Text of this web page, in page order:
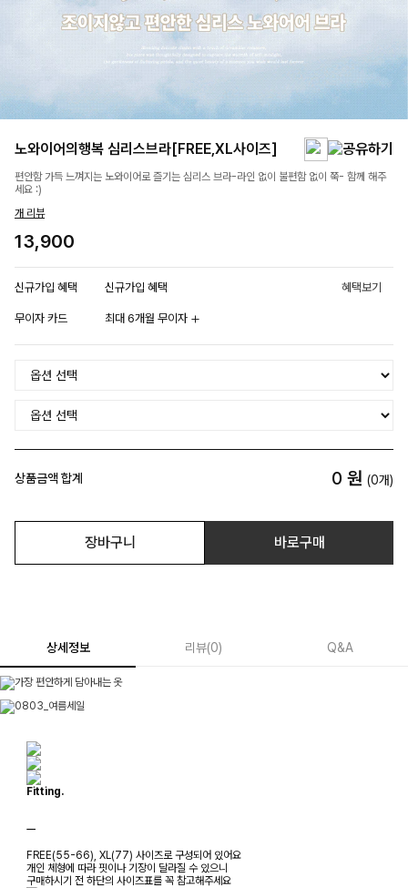
노와이어의행복 심리스브라[FREE,XL사이즈]
편안함 가득 느껴지는 노와이어로 즐기는 심리스 브라-라인 없이 불편함 없이 쭉- 함께 해주
세요 :)
개 리뷰
13,900
신규가입 혜택 신규가입 혜택 혜택보기
무이자 카드 최대 6개월 무이자
상품금액 합계 0 원 (0개)
장바구니 바로구매
상세정보 리뷰(0) Q&A
Fitting.
ㅡ
FREE(55-66), XL(77) 사이즈로 구성되어 있어요
개인 체형에 따라 핏이나 기장이 달라질 수 있으니
구매하시기 전 하단의 사이즈표를 꼭 참고해주세요